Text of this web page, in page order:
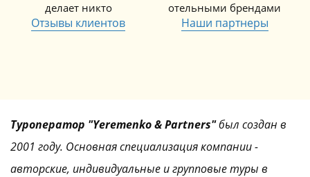
делает никто
Отзывы клиентов
отельными брендами
Наши партнеры
Туроператор "Yeremenko & Partners"был создан в
2001 году. Основная специализация компании -
авторские, индивидуальные и групповые туры в